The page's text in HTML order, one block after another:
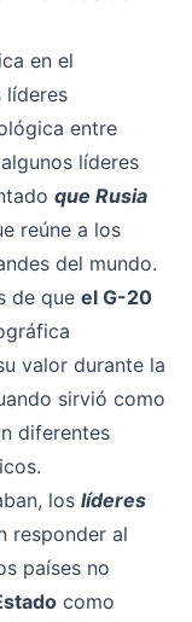
en el
líderes
entre
líderes
que Rusia
reúne a los
del mundo.
de que el G-20
valor durante la
sirvió como
diferentes
los líderes
responder al
países no
como